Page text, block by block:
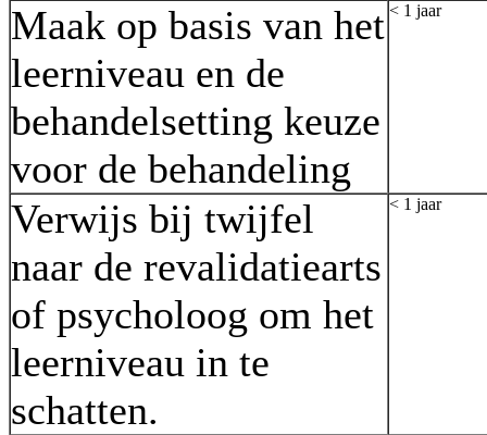
Maak op basis van het
leerniveau en de
behandelsetting keuze
voor de behandeling
< 1 jaar
Verwijs bij twijfel
naar de revalidatiearts
of psycholoog om het
leerniveau in te
schatten.
< 1 jaar